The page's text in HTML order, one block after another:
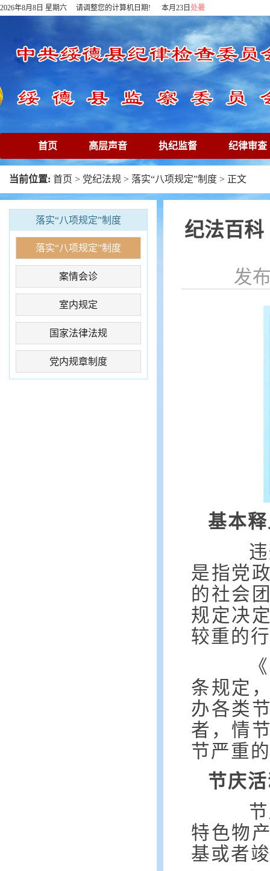
2026年8月8日 星期六 请调整您的计算机日期! 本月23日 处暑
首页 高层声音 执纪监督 纪律审查
下载专区 在线访谈 清廉镜鉴
当前位置: 首页 > 党纪法规 > 落实“八项规定”制度 > 正文
落实“八项规定”制度
落实“八项规定”制度
案情会诊
室内规定
国家法律法规
党内规章制度
纪法百
发
基本
违
是指党
的社会
规定决
较重的
《中
条规定
办各类
者，情
节严重
节庆
节
特色物
基或者